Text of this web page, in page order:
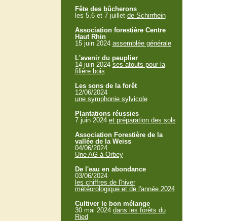
Fête des bûcherons
les 5,6 et 7 juillet de Schirrhein
Association forestière Centre
Haut Rhin
15 juin 2024 assemblée générale
L'avenir du peuplier
14 juin 2024 ses atouts pour la
filière bois
Les sons de la forêt
12/06/2024
une symphonie sylvicole
Plantations réussies
7 juin 2024 et préparation des sols
Association Forestière de la
vallée de la Weiss
04/06/2024
Une AG à Orbey
De l'eau en abondance
03/06/2024
les chiffres de l'hiver
météorologique et de l'année 2024
Cultiver le bon mélange
30 mai 2024 dans les forêts du
Ried